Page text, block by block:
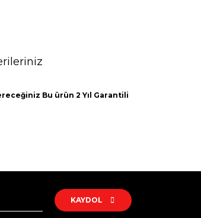
Bu ürün 2 Yıl Garantili
KAYDOL